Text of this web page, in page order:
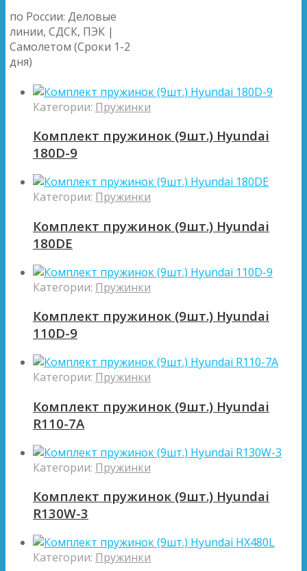
по России: Деловые
линии, СДСК, ПЭК |
Самолетом (Сроки 1-2
дня)
Категории: Пружинки
Комплект пружинок (9шт.) Hyundai
180D-9
Категории: Пружинки
Комплект пружинок (9шт.) Hyundai
180DE
Категории: Пружинки
Комплект пружинок (9шт.) Hyundai
110D-9
Категории: Пружинки
Комплект пружинок (9шт.) Hyundai
R110-7A
Категории: Пружинки
Комплект пружинок (9шт.) Hyundai
R130W-3
Категории: Пружинки